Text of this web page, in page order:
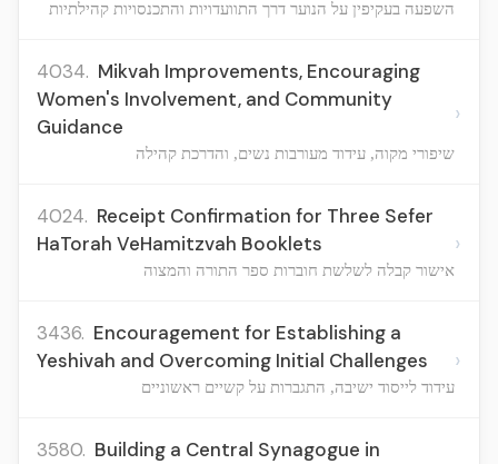
השפעה בעקיפין על הנוער דרך התוועדויות והתכנסויות קהילתיות
4034. Mikvah Improvements, Encouraging
Women's Involvement, and Community
Guidance
שיפורי מקוה, עידוד מעורבות נשים, והדרכת קהילה
›
4024. Receipt Confirmation for Three Sefer
HaTorah VeHamitzvah Booklets
אישור קבלה לשלשת חוברות ספר התורה והמצוה
›
3436. Encouragement for Establishing a
Yeshivah and Overcoming Initial Challenges
עידוד לייסוד ישיבה, התגברות על קשיים ראשוניים
›
3580. Building a Central Synagogue in